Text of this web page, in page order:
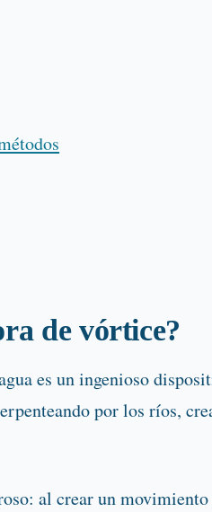
de vórtice?
es un ingenioso
por los ríos,
al crear un